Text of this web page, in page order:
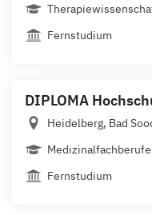
Fernstudium
DIPLOMA
Heidelberg, Bad
Fernstudium